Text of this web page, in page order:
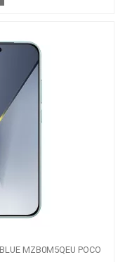
MZB0M5QEU POCO